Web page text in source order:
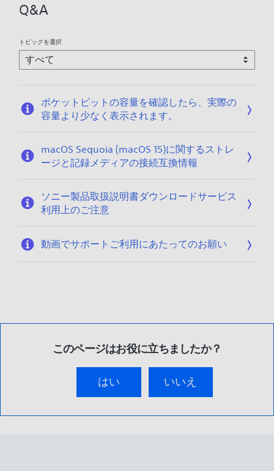
Q&A
トピックを選択
ポケットビットの容量を確認したら、実際の
容量より少なく表示されます。
macOS Sequoia (macOS 15)に関するストレ
ージと記録メディアの接続互換情報
ソニー製品取扱説明書ダウンロードサービス
利用上のご注意
動画でサポートご利用にあたってのお願い
このページはお役に立ちましたか？
はい いいえ